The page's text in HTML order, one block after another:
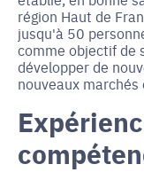
région Haut de
jusqu'à 50
comme objectif de
développer de
nouveaux